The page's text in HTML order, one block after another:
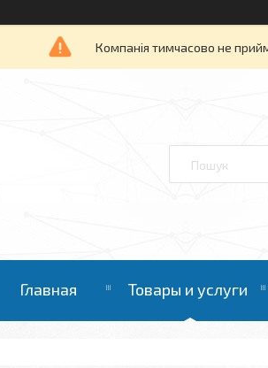
Компанія тимчасово не
Главная Товары и услуги